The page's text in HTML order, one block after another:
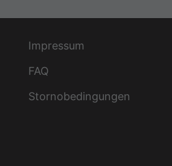
Impressum
FAQ
Stornobedingungen